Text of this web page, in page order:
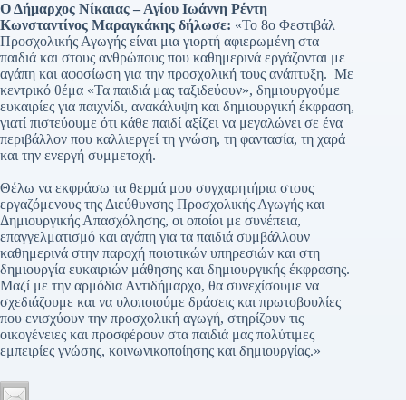
Ο Δήμαρχος Νίκαιας – Αγίου Ιωάννη Ρέντη
Κωνσταντίνος Μαραγκάκης δήλωσε: «Το 8ο Φεστιβάλ
Προσχολικής Αγωγής είναι μια γιορτή αφιερωμένη στα
παιδιά και στους ανθρώπους που καθημερινά εργάζονται με
αγάπη και αφοσίωση για την προσχολική τους ανάπτυξη. Με
κεντρικό θέμα «Τα παιδιά μας ταξιδεύουν», δημιουργούμε
ευκαιρίες για παιχνίδι, ανακάλυψη και δημιουργική έκφραση,
γιατί πιστεύουμε ότι κάθε παιδί αξίζει να μεγαλώνει σε ένα
περιβάλλον που καλλιεργεί τη γνώση, τη φαντασία, τη χαρά
και την ενεργή συμμετοχή.
Θέλω να εκφράσω τα θερμά μου συγχαρητήρια στους
εργαζόμενους της Διεύθυνσης Προσχολικής Αγωγής και
Δημιουργικής Απασχόλησης, οι οποίοι με συνέπεια,
επαγγελματισμό και αγάπη για τα παιδιά συμβάλλουν
καθημερινά στην παροχή ποιοτικών υπηρεσιών και στη
δημιουργία ευκαιριών μάθησης και δημιουργικής έκφρασης.
Μαζί με την αρμόδια Αντιδήμαρχο, θα συνεχίσουμε να
σχεδιάζουμε και να υλοποιούμε δράσεις και πρωτοβουλίες
που ενισχύουν την προσχολική αγωγή, στηρίζουν τις
οικογένειες και προσφέρουν στα παιδιά μας πολύτιμες
εμπειρίες γνώσης, κοινωνικοποίησης και δημιουργίας.»